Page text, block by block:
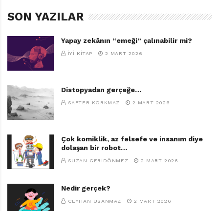
SON YAZILAR
Yapay zekânın “emeği” çalınabilir mi?
İYI KITAP 2 MART 2026
Distopyadan gerçeğe…
SAFTER KORKMAZ 2 MART 2026
Çok komiklik, az felsefe ve insanım diye
dolaşan bir robot…
SUZAN GERIDÖNMEZ 2 MART 2026
Nedir gerçek?
CEYHAN USANMAZ 2 MART 2026